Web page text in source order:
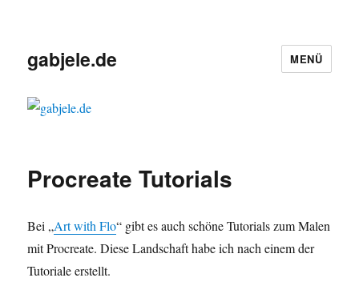
gabjele.de MENÜ
Procreate Tutorials
Bei „Art with Flo“ gibt es auch schöne Tutorials zum Malen
mit Procreate. Diese Landschaft habe ich nach einem der
Tutoriale erstellt.